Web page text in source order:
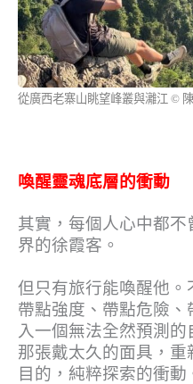
從廣西老寨山眺望峰叢與灕江 ©
喚醒靈魂底層的衝動
其實，每個人心中都
界的徐霞客。
但只有旅行能喚醒他
帶點強度、帶點危險
入一個無法全然預測
那張戴太久的面具，
目的，純粹探索的衝動